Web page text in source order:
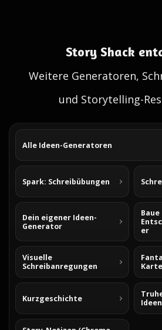
Story Shack
Weitere Generatoren,
und Storytelling-
Alle Ideen-Generatoren
Spark: Schreibübungen
Dein eigener Ideen-
Generator
er
Visuelle
Schreibanregungen
Kurzgeschichte
Ideen